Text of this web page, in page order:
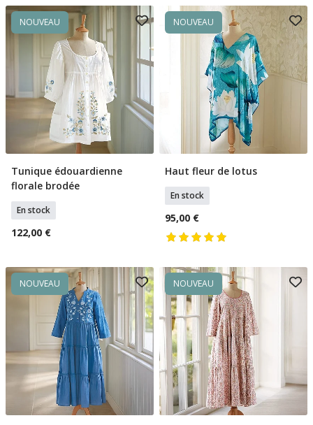
NOUVEAU
Sélectionner Tailles
Tunique édouardienne
florale brodée
En stock
122,00 €
NOUVEAU
Ajouter Au Panier
Haut fleur de lotus
En stock
95,00 €
NOUVEAU NOUVEAU